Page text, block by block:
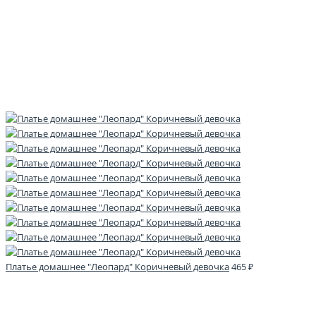
Платье домашнее "Леопард" Коричневый девочка465 ₽